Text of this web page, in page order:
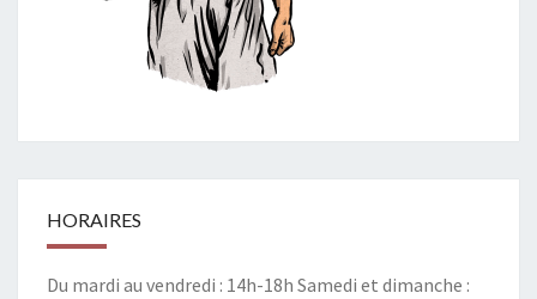
HORAIRES
Du mardi au vendredi : 14h-18h Samedi et dimanche :